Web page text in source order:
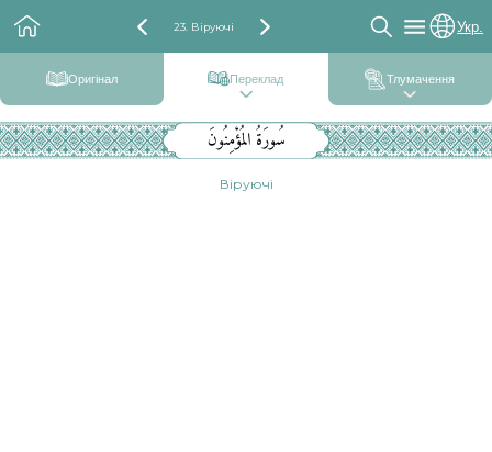
23. Віруючі Укр.
Оригінал Переклад Тлумачення
سُورَةُ المُؤْمِنُونَ
Віруючі